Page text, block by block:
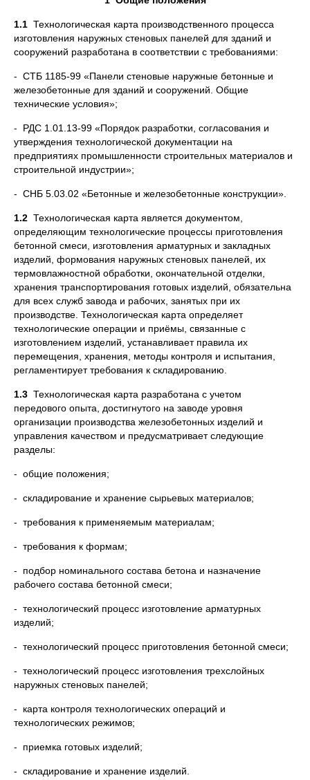
1.1 Технологическая карта производственного процесса
изготовления наружных стеновых панелей для зданий и
сооружений разработана в соответствии с требованиями:
- СТБ 1185-99 «Панели стеновые наружные бетонные и
железобетонные для зданий и сооружений. Общие
технические условия»;
- РДС 1.01.13-99 «Порядок разработки, согласования и
утверждения технологической документации на
предприятиях промышленности строительных материалов и
строительной индустрии»;
- СНБ 5.03.02 «Бетонные и железобетонные конструкции».
1.2 Технологическая карта является документом,
определяющим технологические процессы приготовления
бетонной смеси, изготовления арматурных и закладных
изделий, формования наружных стеновых панелей, их
термовлажностной обработки, окончательной отделки,
хранения транспортирования готовых изделий, обязательна
для всех служб завода и рабочих, занятых при их
производстве. Технологическая карта определяет
технологические операции и приёмы, связанные с
изготовлением изделий, устанавливает правила их
перемещения, хранения, методы контроля и испытания,
регламентирует требования к складированию.
1.3 Технологическая карта разработана с учетом
передового опыта, достигнутого на заводе уровня
организации производства железобетонных изделий и
управления качеством и предусматривает следующие
разделы:
- общие положения;
- складирование и хранение сырьевых материалов;
- требования к применяемым материалам;
- требования к формам;
- подбор номинального состава бетона и назначение
рабочего состава бетонной смеси;
- технологический процесс изготовление арматурных
изделий;
- технологический процесс приготовления бетонной смеси;
- технологический процесс изготовления трехслойных
наружных стеновых панелей;
- карта контроля технологических операций и
технологических режимов;
- приемка готовых изделий;
- складирование и хранение изделий.